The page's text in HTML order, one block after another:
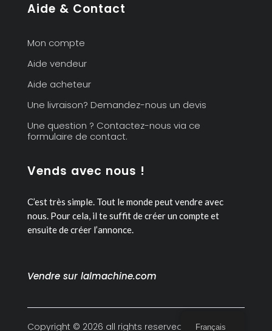
Aide & Contact
Mon compte
Aide vendeur
Aide acheteur
Une livraison? Demandez-nous un devis
Une question ? Contactez-nous via ce
formulaire de contact.
Vends avec nous !
C’est très simple. Tout le monde peut vendre avec
nous. Pour cela, il te suffit de créer un compte et
ensuite de créer l’annonce.
Vendre sur lalmachine.com
Copyright © 2026 all rights reserved Français